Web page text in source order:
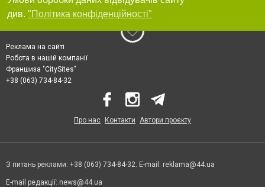
див. "Політика конфіденційності"
Реклама на сайті
Робота в нашій компанії
Франшиза "CitySites"
+38 (063) 734-84-32
Про нас Контакти Автори проєкту
З питань реклами: +38 (063) 734-84-32. E-mail: reklama@44.ua
E-mail редакції: news@44.ua